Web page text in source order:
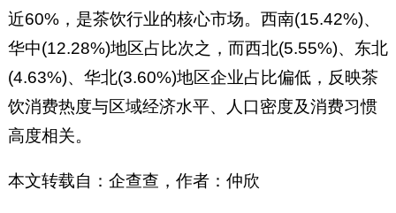
近60%，是茶饮行业的核心市场。西南(15.42%)、
华中(12.28%)地区占比次之，而西北(5.55%)、东北
(4.63%)、华北(3.60%)地区企业占比偏低，反映茶
饮消费热度与区域经济水平、人口密度及消费习惯
高度相关。
本文转载自：企查查，作者：仲欣